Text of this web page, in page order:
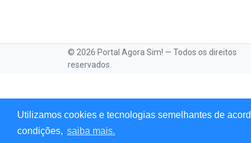
Utilizamos cookies e tecnologias semelhantes de
condições, saiba mais.
© 2026 Portal Agora Sim! — Todos os direitos
reservados.